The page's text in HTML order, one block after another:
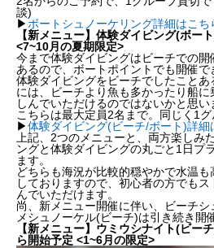
談)
▶︎ボートシュノーケリング詳細はこち
【新メニュー】体験ダイビング(ボー
<7~10月の夏期限定>
今まで体験ダイビングはビーチでの
あるので、ボートポイントでも開催で
体験ダイビングをビーチでしたこと
には、ビーチより魚も多かったり船
しんでいただけるのではないかと思い
こちらは最大定員2名まで。同じく1グ
▶︎体験ダイビング(ビーチ/ボート)詳細
上記、2つのメニューと、両方楽しみ
ングと体験ダイビングの丸ごと1日プ
ます。
どちらも海況が比較的穏やかで水温
しておりますので、初心者の方でも
んでいただけます。
尚、新メニュー開催に伴い、ビーチ
メシュノーケル(ビーチ)は引き続き開
【新メニュー】ウミウシナイト(ビー
ら開始予定 <1~6月の限定>